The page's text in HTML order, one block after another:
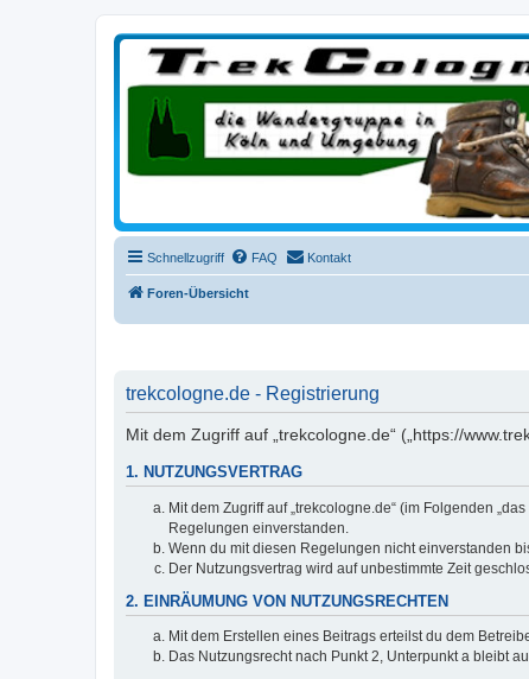
trekcologne.de
Wanderungen rund um Köln
Schnellzugriff FAQ Kontakt
Foren-Übersicht
trekcologne.de - Registrierung
Mit dem Zugriff auf „trekcologne.de“ („https://
1. NUTZUNGSVERTRAG
Mit dem Zugriff auf „trekcologne.de“ (im Folgenden
Regelungen einverstanden.
Wenn du mit diesen Regelungen nicht einverstanden
Der Nutzungsvertrag wird auf unbestimmte Zeit
2. EINRÄUMUNG VON NUTZUNGSRECHTEN
Mit dem Erstellen eines Beitrags erteilst du dem
Das Nutzungsrecht nach Punkt 2, Unterpunkt a bleibt